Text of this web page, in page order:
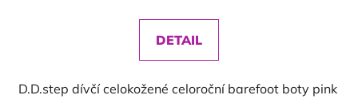
DETAIL
D.D.step dívčí celokožené celoroční barefoot boty pink